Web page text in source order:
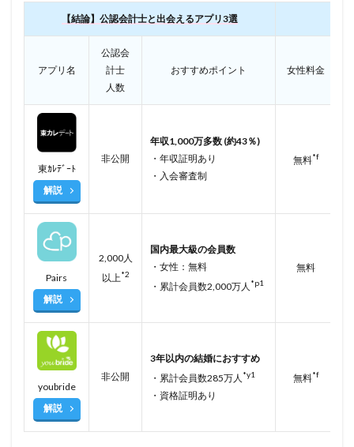
【結論】公認会計士と出会えるアプリ3選
アプリ名
公認会
計士
人数
おすすめポイント 女性料金
東ｶﾚﾃﾞｰﾄ
解説
非公開
年収1,000万多数 (約43％)
・年収証明あり
・入会審査制
無料*f
Pairs
解説
2,000人
以上*2
国内最大級の会員数
・女性：無料
・累計会員数2,000万人 *p1
無料
youbride
解説
非公開
3年以内の結婚におすすめ
・累計会員数285万人 *y1
・資格証明あり
無料*f